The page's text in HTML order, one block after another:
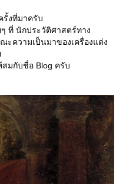
รั้งที่มาครับ
ที่ นักประวัติศาสตร์ทาง
ะความเป็นมาของเครื่องแต่ง
สมกับชื่อ Blog ครับ